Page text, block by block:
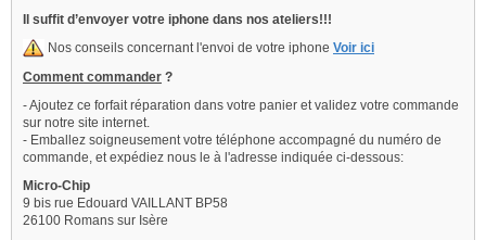
Il suffit d’envoyer votre iphone dans nos ateliers!!!
Nos conseils concernant l'envoi de votre iphone Voir ici
Comment commander ?
- Ajoutez ce forfait réparation dans votre panier et validez votre commande
sur notre site internet.
- Emballez soigneusement votre téléphone accompagné du numéro de
commande, et expédiez nous le à l'adresse indiquée ci-dessous:
Micro-Chip
9 bis rue Edouard VAILLANT BP58
26100 Romans sur Isère